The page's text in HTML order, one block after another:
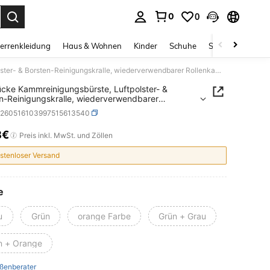
0 0
Haus & Wohnen Kinder Schuhe Schmuck &
1/2 Stücke Kammreinigungsbürste, Luftpolster- & Borsten-Reinigungskralle, wiederverwendbarer Rollenkamm-Reiniger, Haarstyling-Werkzeug, Badezimmer, Zuhause, Haushaltsartikel
Kammreinigungsbürste, Luftpolster- &
Reinigungskralle, wiederverwendbarer
Reiniger, Haarstyling-Werkzeug,
Zuhause, Haushaltsartikel
AND AVAILABILITY
Preis inkl. MwSt. und Zöllen
Versand
Grün orange Farbe Grün + Grau
+ Orange